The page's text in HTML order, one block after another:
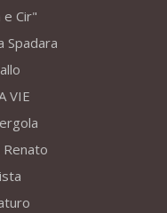
e Cir"
Spadara
VIE
Renato